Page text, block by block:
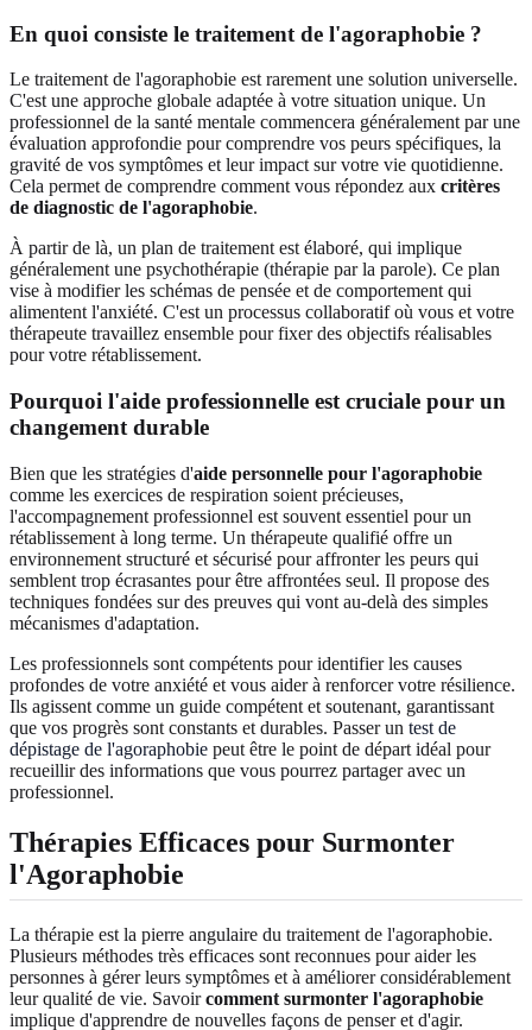
En quoi consiste le traitement de l'agoraphobie ?
Le traitement de l'agoraphobie est rarement une solution universelle.
C'est une approche globale adaptée à votre situation unique. Un
professionnel de la santé mentale commencera généralement par une
évaluation approfondie pour comprendre vos peurs spécifiques, la
gravité de vos symptômes et leur impact sur votre vie quotidienne.
Cela permet de comprendre comment vous répondez aux critères
de diagnostic de l'agoraphobie.
À partir de là, un plan de traitement est élaboré, qui implique
généralement une psychothérapie (thérapie par la parole). Ce plan
vise à modifier les schémas de pensée et de comportement qui
alimentent l'anxiété. C'est un processus collaboratif où vous et votre
thérapeute travaillez ensemble pour fixer des objectifs réalisables
pour votre rétablissement.
Pourquoi l'aide professionnelle est cruciale pour un
changement durable
Bien que les stratégies d'aide personnelle pour l'agoraphobie
comme les exercices de respiration soient précieuses,
l'accompagnement professionnel est souvent essentiel pour un
rétablissement à long terme. Un thérapeute qualifié offre un
environnement structuré et sécurisé pour affronter les peurs qui
semblent trop écrasantes pour être affrontées seul. Il propose des
techniques fondées sur des preuves qui vont au-delà des simples
mécanismes d'adaptation.
Les professionnels sont compétents pour identifier les causes
profondes de votre anxiété et vous aider à renforcer votre résilience.
Ils agissent comme un guide compétent et soutenant, garantissant
que vos progrès sont constants et durables. Passer un test de
dépistage de l'agoraphobie peut être le point de départ idéal pour
recueillir des informations que vous pourrez partager avec un
professionnel.
Thérapies Efficaces pour Surmonter
l'Agoraphobie
La thérapie est la pierre angulaire du traitement de l'agoraphobie.
Plusieurs méthodes très efficaces sont reconnues pour aider les
personnes à gérer leurs symptômes et à améliorer considérablement
leur qualité de vie. Savoircomment surmonter l'agoraphobie
implique d'apprendre de nouvelles façons de penser et d'agir.